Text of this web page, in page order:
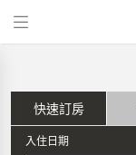
快速訂房
入住日期